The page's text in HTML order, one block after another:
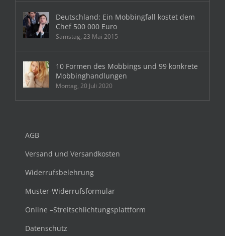
Deutschland: Ein Mobbingfall kostet dem
Chef 500 000 Euro
Samstag, 23 Mai 2015
10 Formen des Mobbings und 99 konkrete
Mobbinghandlungen
Montag, 20 Juli 2020
AGB
Versand und Versandkosten
Widerrufsbelehrung
Muster-Widerrufsformular
Online –Streitschlichtungsplattform
Datenschutz